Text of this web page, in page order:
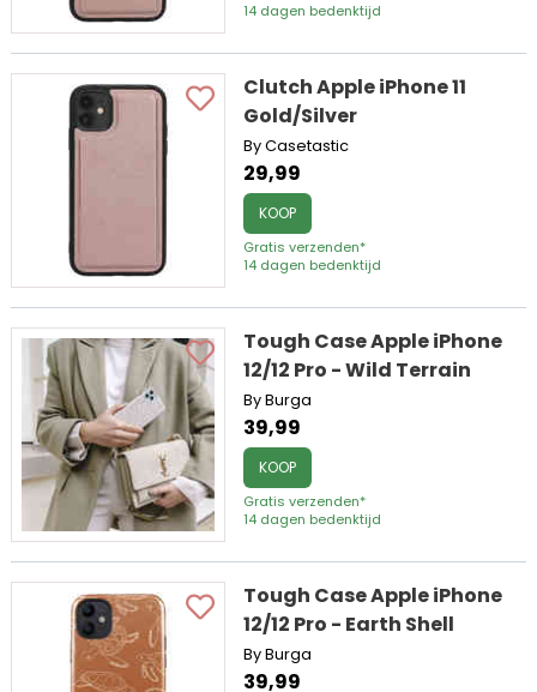
14 dagen bedenktijd
Clutch Apple iPhone 11
Gold/Silver
By Casetastic
29,99
KOOP
Gratis verzenden*
14 dagen bedenktijd
Tough Case Apple iPhone
12/12 Pro - Wild Terrain
By Burga
39,99
KOOP
Gratis verzenden*
14 dagen bedenktijd
Tough Case Apple iPhone
12/12 Pro - Earth Shell
By Burga
39,99